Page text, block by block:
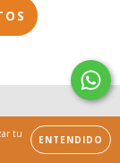
tu
ENTENDIDO